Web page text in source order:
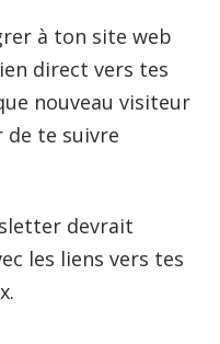
à ton site web
direct vers tes
nouveau visiteur
te suivre
devrait
les liens vers tes